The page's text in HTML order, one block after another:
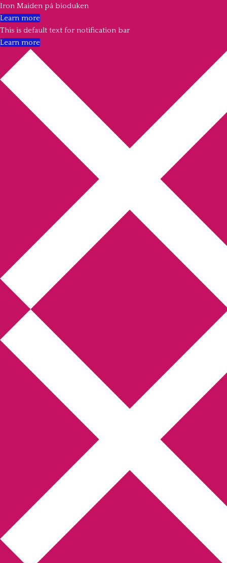
Annikas litteratur- och
kulturblogg
Deckare, kriminalromaner, thrillers
Boktolva Författarfemman
Webbshop Amazon
Bokbloggsjerka Bloggmaraton
Kriminalroman
Min tv-blogg
You are here: Archives for Kaj Karlsson
Recension: Operation Nordvind
av Kaj Karlsson
Iron Maiden på bioduken
Learn more
This is default text for notification bar
Learn more